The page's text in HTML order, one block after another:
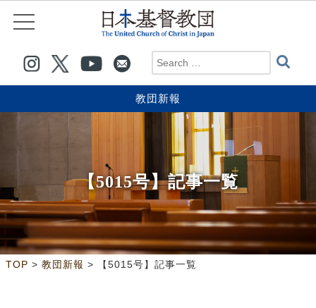
教団新報
【5015号】記事一覧
TOP > 教団新報 > 【5015号】記事一覧